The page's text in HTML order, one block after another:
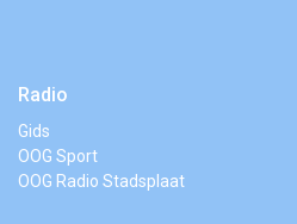
Radio
Gids
OOG Sport
OOG Radio Stadsplaat